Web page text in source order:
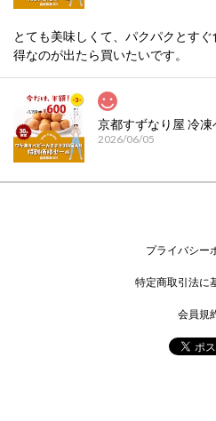
とても美味しくて、パクパクとす
得なのが出たら買いたいです。
2026/06/05
プライバシー
特定商取引法に
会員規